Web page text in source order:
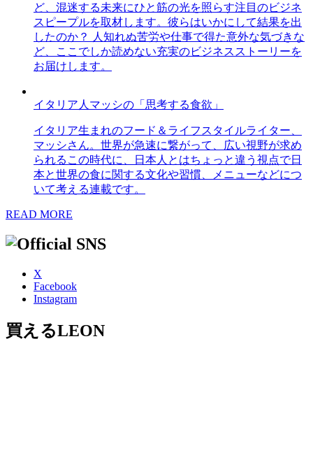
ど、混迷する未来にひと筋の光を照らす注目のビジネ
スピープルを取材します。彼らはいかにして結果を出
したのか？ 人知れぬ苦労や仕事で得た意外な気づきな
ど、ここでしか読めない充実のビジネスストーリーを
お届けします。
イタリア人マッシの「思考する食欲」
イタリア生まれのフード＆ライフスタイルライター、
マッシさん。世界が急速に繋がって、広い視野が求め
られるこの時代に、日本人とはちょっと違う視点で日
本と世界の食に関する文化や習慣、メニューなどにつ
いて考える連載です。
READ MORE
X
Facebook
Instagram
買えるLEON